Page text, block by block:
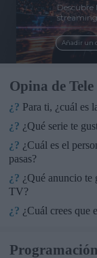
Añadir un
Descubre
pantalla.
¡Guarda
maratón!
Opina de Tele
¿? Para ti, ¿cuál es
¿? ¿Qué serie te
¿? ¿Cuál es el
pasas?
¿? ¿Qué anuncio te
TV?
¿? ¿Cuál crees que